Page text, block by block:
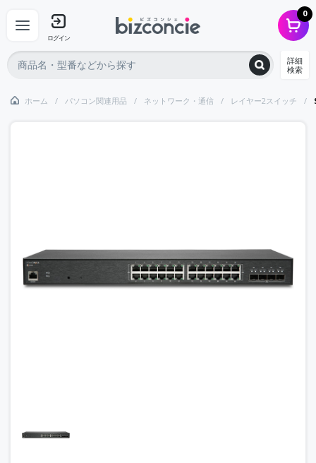
ログイン
0
詳細
検索
ホーム パソコン関連用品 ネットワーク・通信 レイヤー2スイッチ